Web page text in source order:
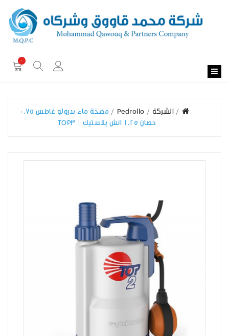
0
الشركة Pedrollo
مضخة ماء بدرولو غاطس 0.75
حصان 1.25 انش بلاستيك | TOP3